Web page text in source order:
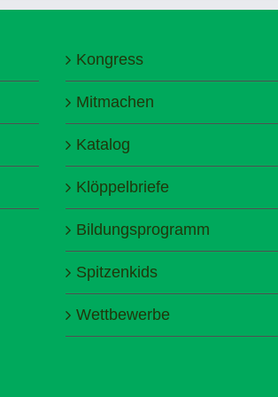
Kongress
Mitmachen
Katalog
Klöppelbriefe
Bildungsprogramm
Spitzenkids
Wettbewerbe